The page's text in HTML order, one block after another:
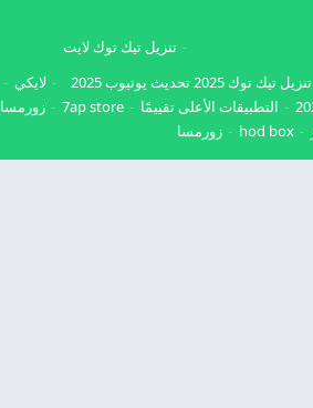
تنزيل تيك توك 2025
تنزيل تيك توك لايت
تحديث يوتيوب 2025
لايكي
التطبيقات الأعلى تقييمًا 7ap store زورمسا
hod box زورمسا